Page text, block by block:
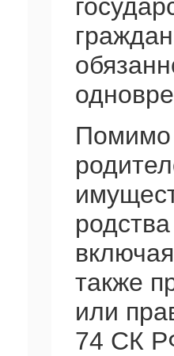
Помимо
также
или
74 СК